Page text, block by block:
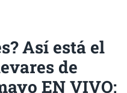
Así está el
de
EN VIVO;